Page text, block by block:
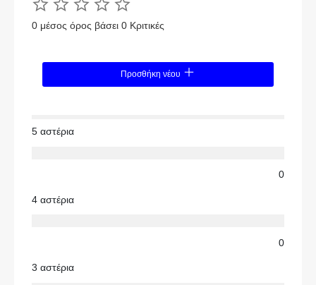
0 μέσος όρος βάσει 0 Κριτικές
Προσθήκη νέου
5 αστέρια
0
4 αστέρια
0
3 αστέρια